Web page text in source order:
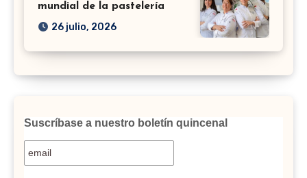
mundial de la pastelería
26 julio, 2026
Suscríbase a nuestro boletín quincenal